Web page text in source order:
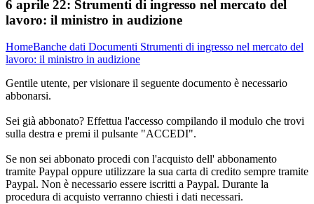
6 aprile 22: Strumenti di ingresso nel mercato del
lavoro: il ministro in audizione
HomeBanche dati Documenti Strumenti di ingresso nel mercato del
lavoro: il ministro in audizione
Gentile utente, per visionare il seguente documento è necessario
abbonarsi.
Sei già abbonato? Effettua l'accesso compilando il modulo che trovi
sulla destra e premi il pulsante "ACCEDI".
Se non sei abbonato procedi con l'acquisto dell' abbonamento
tramite Paypal oppure utilizzare la sua carta di credito sempre tramite
Paypal. Non è necessario essere iscritti a Paypal. Durante la
procedura di acquisto verranno chiesti i dati necessari.